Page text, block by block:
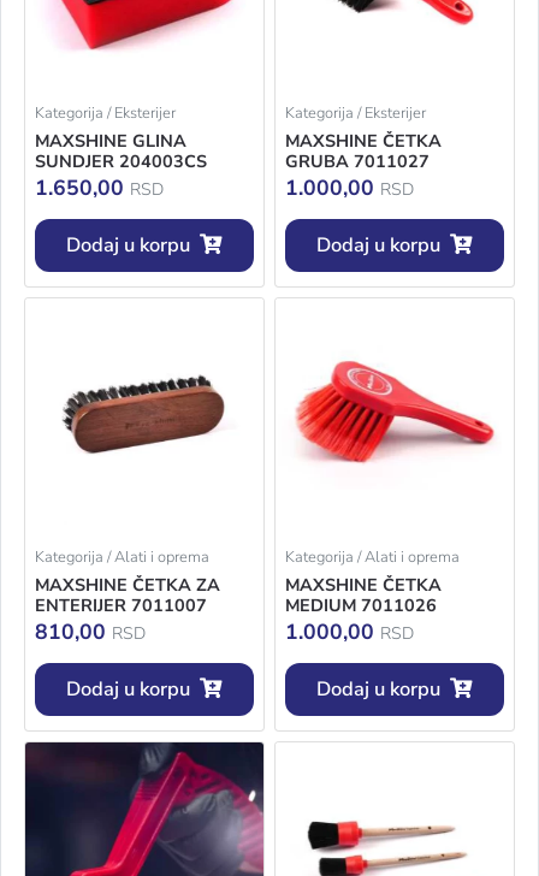
Kategorija / Eksterijer
MAXSHINE GLINA
SUNDJER 204003CS
1.650,00 RSD
Dodaj u korpu
Kategorija / Eksterijer
MAXSHINE ČETKA
GRUBA 7011027
1.000,00 RSD
Dodaj u korpu
Kategorija / Alati i oprema
MAXSHINE ČETKA ZA
ENTERIJER 7011007
810,00 RSD
Dodaj u korpu
Kategorija / Alati i oprema
MAXSHINE ČETKA
MEDIUM 7011026
1.000,00 RSD
Dodaj u korpu